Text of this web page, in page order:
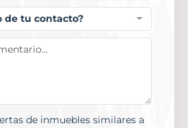
de tu contacto?
de inmuebles similares a